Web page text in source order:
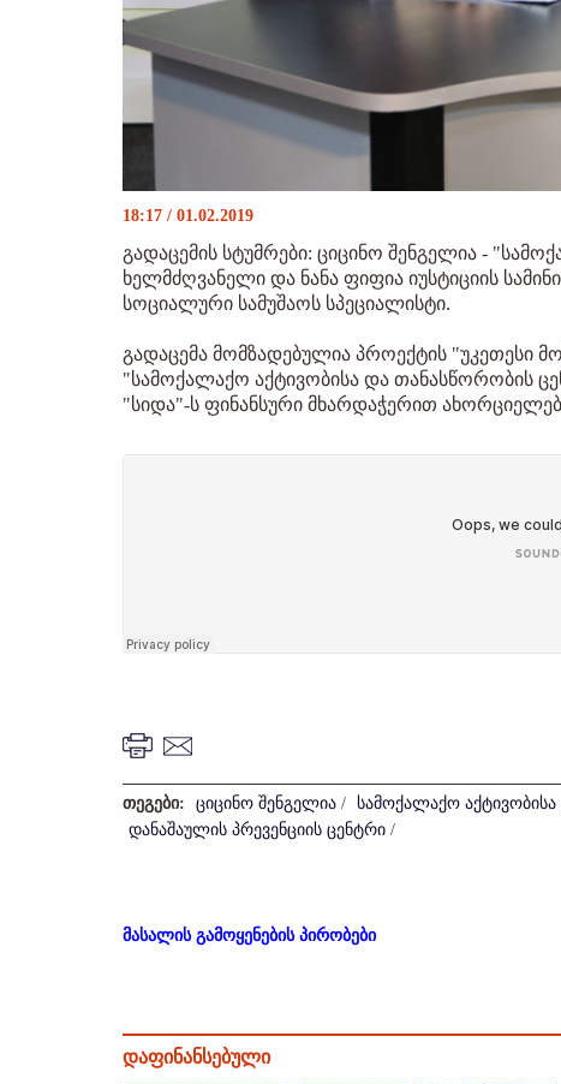
18:17 / 01.02.2019
გადაცემის სტუმრები: ციცინო შენგელია -
ხელმძღვანელი და ნანა ფიფია იუსტიციის
სოციალური სამუშაოს სპეციალისტი.
გადაცემა მომზადებულია პროექტის "უკეთესი
"სამოქალაქო აქტივობისა და თანასწორობის
"სიდა"-ს ფინანსური მხარდაჭერით
თეგები: ციცინო შენგელია / სამოქალაქო
დანაშაულის პრევენციის ცენტრი /
მასალის გამოყენების პირობები
დაფინანსებული